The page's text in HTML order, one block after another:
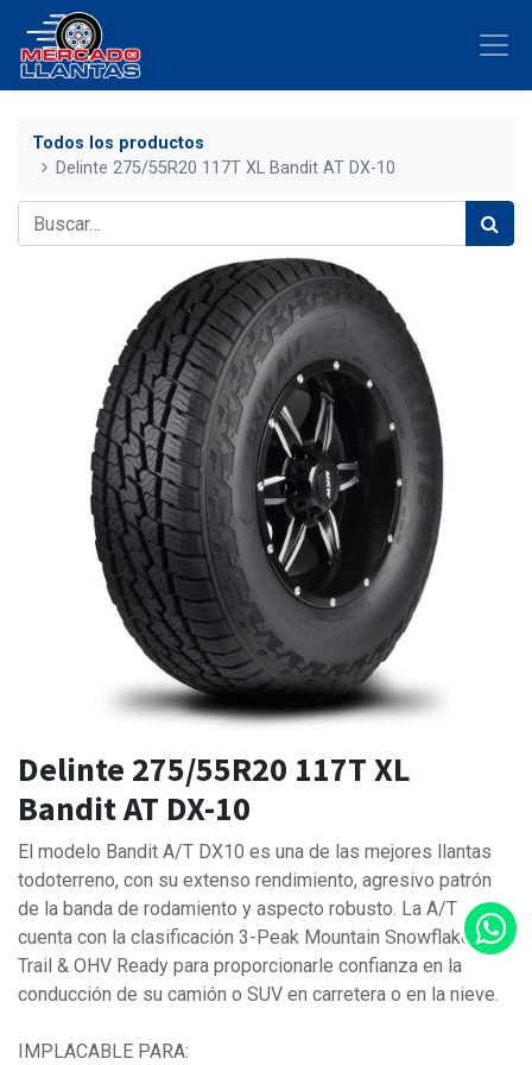
Todos los productos
Delinte 275/55R20 117T XL Bandit AT DX-10
Delinte 275/55R20 117T XL
Bandit AT DX-10
El modelo Bandit A/T DX10 es una de las mejores llantas
todoterreno, con su extenso rendimiento, agresivo patrón
de la banda de rodamiento y aspecto robusto. La A/T
cuenta con la clasificación 3-Peak Mountain Snowflake y es
Trail & OHV Ready para proporcionarle confianza en la
conducción de su camión o SUV en carretera o en la nieve.
IMPLACABLE PARA: